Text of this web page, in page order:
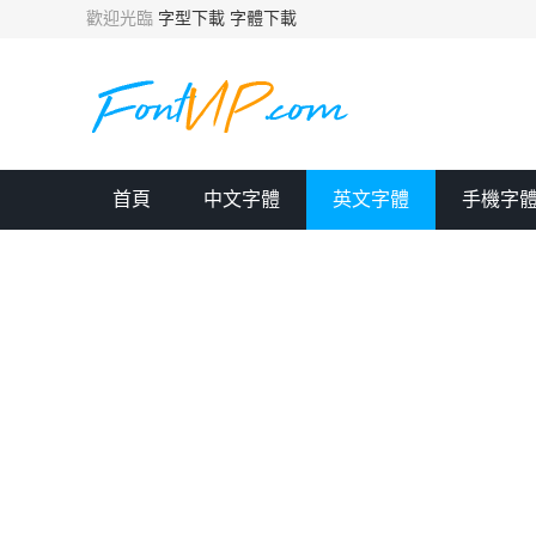
歡迎光臨 字型下載 字體下載
首頁 中文字體 英文字體 手機字